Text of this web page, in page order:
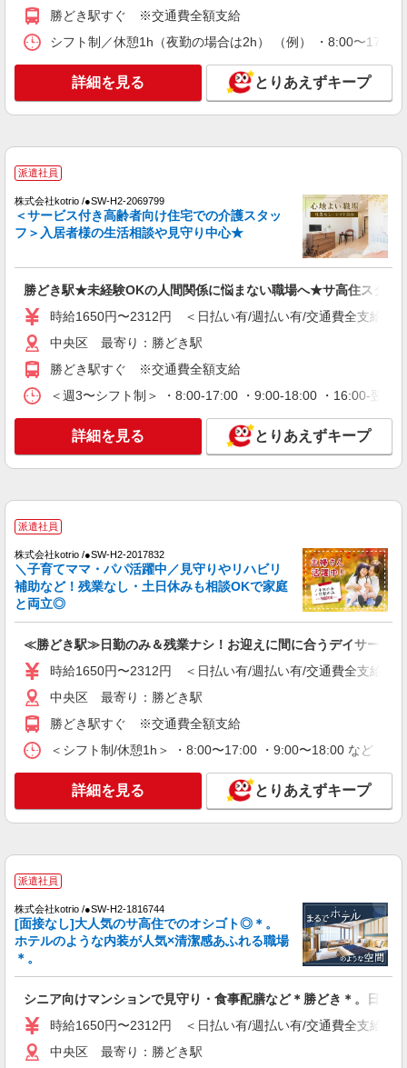
キープ
派遣社員
株式会社ブレイブ（マイナビグループ）/MDI13
介護スタッフ ◆デイサービス、サービス付き
高齢者向け住宅、グループホームなど様々な勤
払い/週払い/月払い対応も可能です。詳しくは面談
時にご相談ください。 ◆交通費：別途全額支給 ※
当社規定あり
東京メトロ有楽町線「銀座一丁目駅」 ◆東京メト
ロ日比谷線「小伝馬町駅」 ★その他、近隣に多数
勤務地あります！
キープ 詳細を見る
株式会社kotrio /●SW-H2-2114905
人形町駅⇒キレイな病院で介護補助/事務作業
など
通費全支給(ガソリン代含む)＞
東京都中央区 ※最寄り駅：人形町
キープ 詳細を見る
株式会社kotrio /●SW-H2-1981138
時給1550円〜2312円 ＜日払い有/週払い有/交
通費全支給(ガソリン代含む)＞
キープ 詳細を見る
派遣社員
株式会社kotrio /●SW-H2-2099170
レア＊欠員により急募！シニア向けマンション
時給1650円〜2312円 ＜日払い有/週払い有/交
通費全支給(ガソリン代含む)＞
中央区 最寄り：勝どき駅
派遣社員
有料老人ホームでの介護士
時給：1400〜1500円 ※資格や経験面などによ
東京都中央区
キープ 詳細を見る
派遣社員
勝どき駅すぐ ※交通費全額支給
シフト制／休憩1h（夜勤の場合は2h） （例） ・8:00〜
詳細を見る とりあえずキープ
派遣社員
株式会社kotrio /●SW-H2-2069799
＜サービス付き高齢者向け住宅での介護スタッ
フ＞入居者様の生活相談や見守り中心★
勝どき駅★未経験OKの人間関係に悩まない職場へ★サ高住スタッ
時給1650円〜2312円 ＜日払い有/週払い有/交通費全支給(ガ
中央区 最寄り：勝どき駅
勝どき駅すぐ ※交通費全額支給
＜週3〜シフト制＞ ・8:00-17:00 ・9:00-18:00 ・16:00-
詳細を見る とりあえずキープ
派遣社員
株式会社kotrio /●SW-H2-2017832
＼子育てママ・パパ活躍中／見守りやリハビリ
補助など！残業なし・土日休みも相談OKで家庭
と両立◎
≪勝どき駅≫日勤のみ＆残業ナシ！お迎えに間に合うデイサービス
時給1650円〜2312円 ＜日払い有/週払い有/交通費全支給(ガ
中央区 最寄り：勝どき駅
勝どき駅すぐ ※交通費全額支給
＜シフト制/休憩1h＞ ・8:00〜17:00 ・9:00〜18:00 など ※
詳細を見る とりあえずキープ
派遣社員
株式会社kotrio /●SW-H2-1816744
[面接なし]大人気のサ高住でのオシゴト◎＊。
ホテルのような内装が人気×清潔感あふれる職場
＊。
シニア向けマンションで見守り・食事配膳など＊勝どき＊。日払可
時給1650円〜2312円 ＜日払い有/週払い有/交通費全支給(ガ
中央区 最寄り：勝どき駅